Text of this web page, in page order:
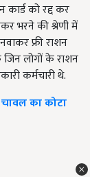
को रद्द कर
भरने की श्रेणी में
फ्री राशन
जिन लोगों के राशन
कर्मचारी थे.
का कोटा